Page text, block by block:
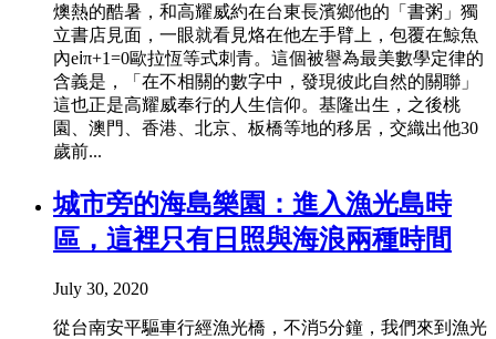
燠熱的酷暑，和高耀威約在台東長濱鄉他的「書粥」獨
立書店見面，一眼就看見烙在他左手臂上，包覆在鯨魚
內eⅰπ+1=0歐拉恆等式刺青。這個被譽為最美數學定律的
含義是，「在不相關的數字中，發現彼此自然的關聯」
這也正是高耀威奉行的人生信仰。基隆出生，之後桃
園、澳門、香港、北京、板橋等地的移居，交織出他30
歲前...
城市旁的海島樂園：進入漁光島時
區，這裡只有日照與海浪兩種時間
July 30, 2020
從台南安平驅車行經漁光橋，不消5分鐘，我們來到漁光